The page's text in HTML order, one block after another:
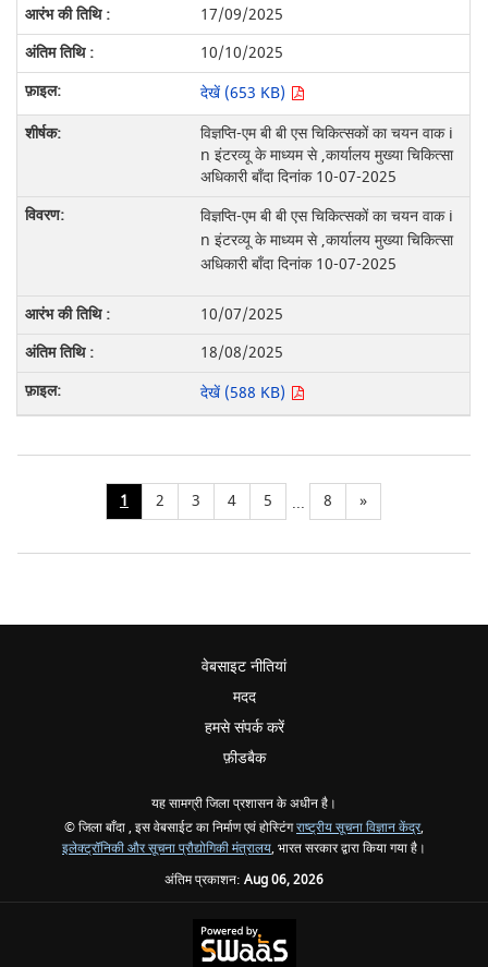
17/09/2025
10/10/2025
देखें (653 KB)
विज्ञप्ति-एम बी बी एस चिकित्सकों का चयन वाक i
n इंटरव्यू के माध्यम से ,कार्यालय मुख्या चिकित्सा
अधिकारी बाँदा दिनांक 10-07-2025
विज्ञप्ति-एम बी बी एस चिकित्सकों का चयन वाक i
n इंटरव्यू के माध्यम से ,कार्यालय मुख्या चिकित्सा
अधिकारी बाँदा दिनांक 10-07-2025
10/07/2025
18/08/2025
देखें (588 KB)
1 2 3 4 5 ... 8 »
वेबसाइट नीतियां
मदद
हमसे संपर्क करें
फ़ीडबैक
यह सामग्री जिला प्रशासन के अधीन है।
© जिला बाँदा , इस वेबसाईट का निर्माण एवं होस्टिंगराष्ट्रीय सूचना विज्ञान केंद्र,
इलेक्ट्रॉनिकी और सूचना प्रौद्योगिकी मंत्रालय, भारत सरकार द्वारा किया गया है।
अंतिम प्रकाशन: Aug 06, 2026